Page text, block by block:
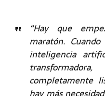
“Hay que
maratón.
inteligencia
completamente
hay más